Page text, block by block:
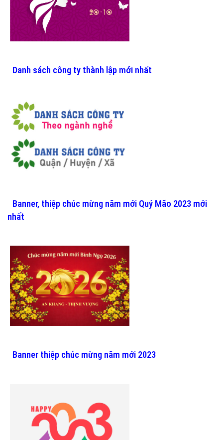
Danh sách công ty thành lập mới nhất
Banner, thiệp chúc mừng năm mới Quý Mão 2023 mới
nhất
Banner thiệp chúc mừng năm mới 2023